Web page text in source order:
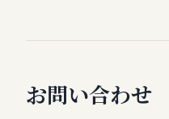
お問い合わせ